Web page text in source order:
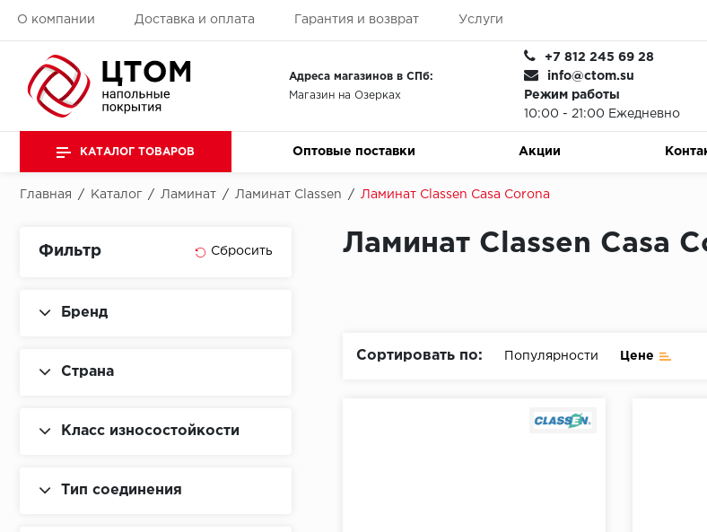
О компании Доставка и оплата Гарантия и возврат Услуги
Адреса магазинов в СПб:
Магазин на Озерках
+7 812 245 69 28
info@ctom.su
Режим работы
10:00 - 21:00 Ежедневно
КАТАЛОГ ТОВАРОВ Оптовые поставки Акции
Главная / Каталог / Ламинат / Ламинат Classen / Ламинат Classen Casa Corona
Фильтр
Бренд
Страна
Класс износостойкости
Тип соединения
Ламинат Classen Casa
Сортировать по: Популярности Цене